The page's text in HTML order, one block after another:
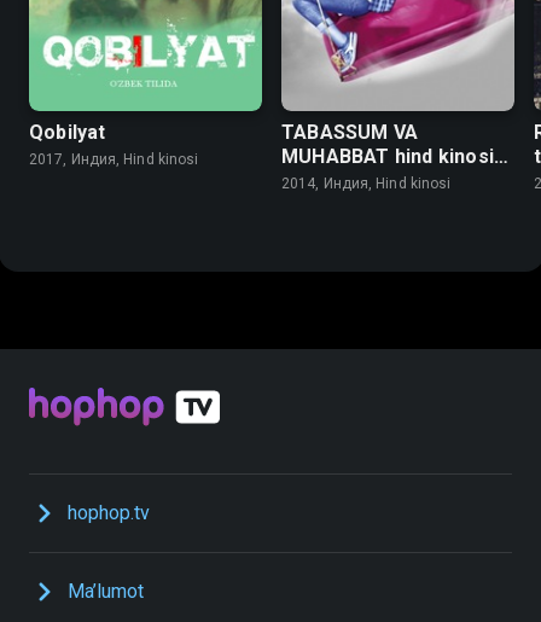
Qobilyat
2017, Индия, Hind kinosi
TABASSUM VA
MUHABBAT hind kinosi
o'zbek tilida
2014, Индия, Hind kinosi
hophop.tv
Ma’lumot